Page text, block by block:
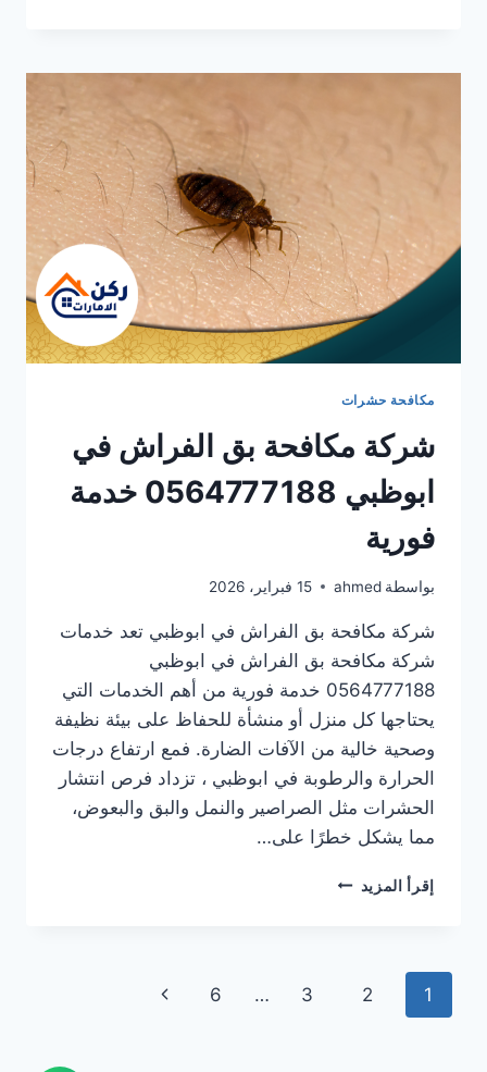
ابوظبي
مكافحة حشرات
شركة مكافحة بق الفراش في
ابوظبي 0564777188 خدمة
فورية
بواسطة ahmed 15 فبراير، 2026
شركة مكافحة بق الفراش في ابوظبي تعد خدمات
شركة مكافحة بق الفراش في ابوظبي
0564777188 خدمة فورية من أهم الخدمات التي
يحتاجها كل منزل أو منشأة للحفاظ على بيئة نظيفة
وصحية خالية من الآفات الضارة. فمع ارتفاع درجات
الحرارة والرطوبة في ابوظبي ، تزداد فرص انتشار
الحشرات مثل الصراصير والنمل والبق والبعوض،
مما يشكل خطرًا على…
إقرأ المزيد شركة
ابوظبي
تنقل
1
2
3
…
6
الصفحة